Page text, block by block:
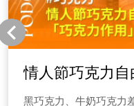
情人節巧克力
「巧克力作用
黑巧克力、牛奶巧克力